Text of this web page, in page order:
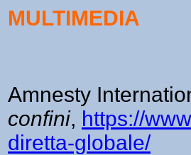
MULTIMEDIA
Amnesty
confini, https://
diretta-globale/